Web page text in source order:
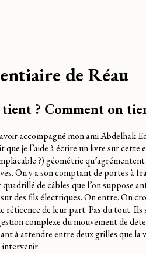
de Réau
tient ? Comment on
accompagné mon ami Abdelhak
je l’aide à écrire un livre sur cette
?) géométrie
On y a son comptant de portes à
de câbles que l’on suppose
des fils électriques. On entre. On
réticence de leur part. Pas du tout. Ils
complexe du mouvement de
à attendre entre deux grilles que la
intervenir.